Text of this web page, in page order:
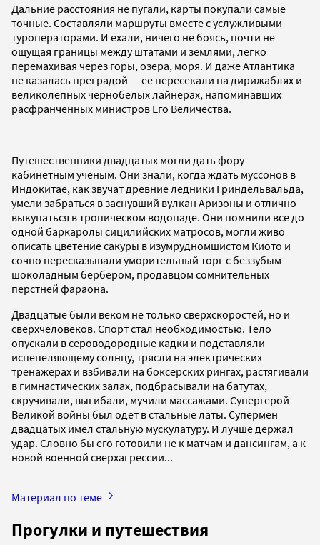
Дальние расстояния не пугали, карты покупали самые
точные. Составляли маршруты вместе с услужливыми
туроператорами. И ехали, ничего не боясь, почти не
ощущая границы между штатами и землями, легко
перемахивая через горы, озера, моря. И даже Атлантика
не казалась преградой — ее пересекали на дирижаблях и
великолепных черно­белых лайнерах, напоминавших
расфранченных министров Его Величества.
Путешественники двадцатых могли дать фору
кабинетным ученым. Они знали, когда ждать муссонов в
Индокитае, как звучат древние ледники Гриндельвальда,
умели забраться в заснувший вулкан Аризоны и отлично
выкупаться в тропическом водопаде. Они помнили все до
одной баркаролы сицилийских матросов, могли живо
описать цветение сакуры в изумрудно­мшистом Киото и
сочно пересказывали уморительный торг с беззубым
шоколадным бербером, продавцом сомнительных
перстней фараона.
Двадцатые были веком не только сверхскоростей, но и
сверхчеловеков. Спорт стал необходимостью. Тело
опускали в сероводородные кадки и подставляли
испепеляющему солнцу, трясли на электрических
тренажерах и взбивали на боксерских рингах, растягивали
в гимнастических залах, подбрасывали на батутах,
скручивали, выгибали, мучили массажами. Супергерой
Великой войны был одет в стальные латы. Супермен
двадцатых имел стальную мускулатуру. И лучше держал
удар. Словно бы его готовили не к матчам и дансингам, а к
новой военной сверхагрессии...
Материал по теме
Прогулки и путешествия